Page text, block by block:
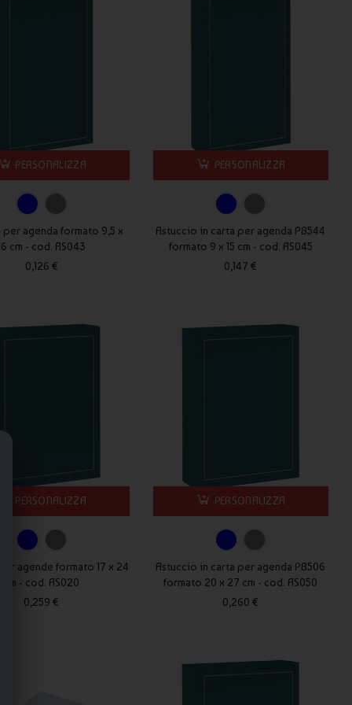
PERSONALIZZA
per agenda formato 9,5 x
cm - cod. AS043
0,126 €
PERSONALIZZA
Astuccio in carta per agenda PB544
formato 9 x 15 cm - cod. AS045
0,147 €
PERSONALIZZA
agende formato 17 x 24
cm - cod. AS020
0,259 €
PERSONALIZZA
Astuccio in carta per agenda PB506
formato 20 x 27 cm - cod. AS050
0,260 €